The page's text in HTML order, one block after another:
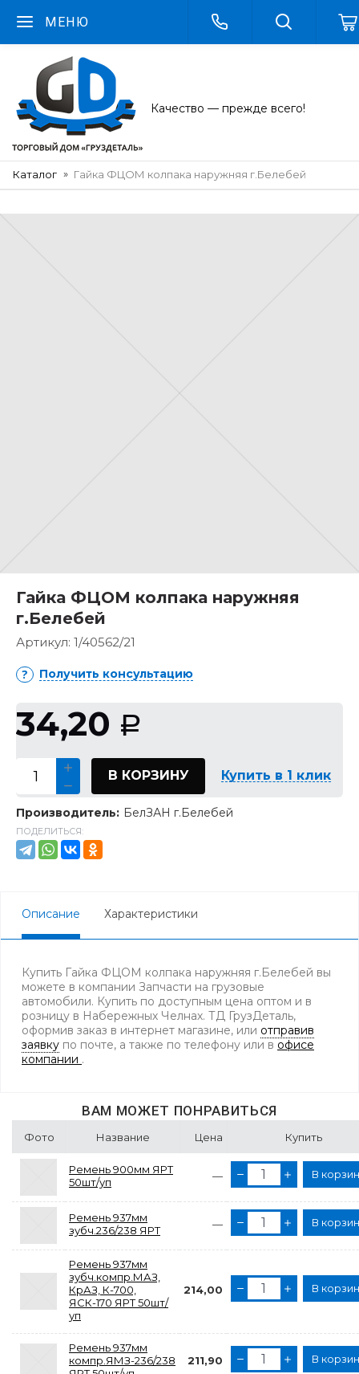
МЕНЮ
Качество — прежде всего!
Каталог Гайка ФЦОМ колпака наружняя г.Белебей
Гайка ФЦОМ колпака наружняя
г.Белебей
Артикул: 1/40562/21
Получить консультацию
34,20 Р
В КОРЗИНУ Купить в 1 клик
Производитель: БелЗАН г.Белебей
ПОДЕЛИТЬСЯ:
Описание Характеристики
Купить Гайка ФЦОМ колпака наружняя г.Белебей вы
можете в компании Запчасти на грузовые
автомобили. Купить по доступным цена оптом и в
розницу в Набережных Челнах. ТД ГрузДеталь,
оформив заказ в интернет магазине, или отправив
заявку по почте, а также по телефону или в офисе
компании .
ВАМ МОЖЕТ ПОНРАВИТЬСЯ
Фото Название Цена Купить
Ремень 900мм ЯРТ
50шт/уп
— В
Ремень 937мм
зубч.236/238 ЯРТ
— В
Ремень 937мм
зубч.компр.МАЗ,
КрАЗ, К-700,
ЯСК-170 ЯРТ 50шт/
уп
214,00 В
Ремень 937мм
компр.ЯМЗ-236/238
211,90 В